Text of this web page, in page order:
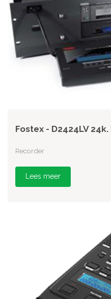
Fostex - D2424LV
Recorder
Lees meer